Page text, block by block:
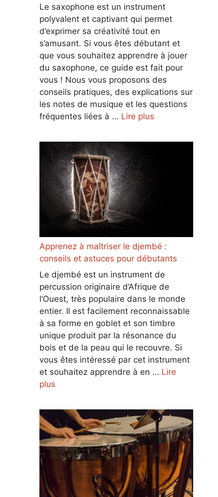
Le saxophone est un instrument
polyvalent et captivant qui permet
d’exprimer sa créativité tout en
s’amusant. Si vous êtes débutant et
que vous souhaitez apprendre à jouer
du saxophone, ce guide est fait pour
vous ! Nous vous proposons des
conseils pratiques, des explications sur
les notes de musique et les questions
fréquentes liées à … Lire plus
Apprenez à maîtriser le djembé :
conseils et astuces pour débutants
Le djembé est un instrument de
percussion originaire d’Afrique de
l’Ouest, très populaire dans le monde
entier. Il est facilement reconnaissable
à sa forme en goblet et son timbre
unique produit par la résonance du
bois et de la peau qui le recouvre. Si
vous êtes intéressé par cet instrument
et souhaitez apprendre à en … Lire
plus